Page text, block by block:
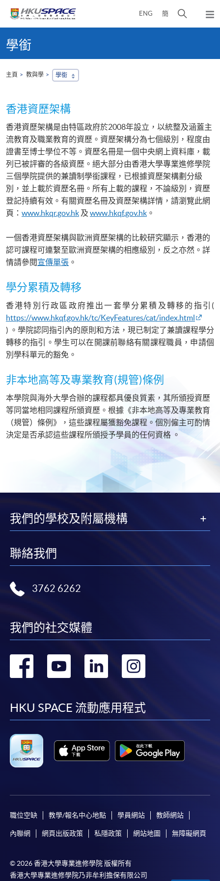
ENG 簡
開
彈
出
單
content
start學銜
主頁 教與學 學銜
香港資歷架構
香港資歷架構是由特區政府於2008年設立，以統整及涵蓋主
流教育及職業教育的資歷。資歷架構分為七個級別，程度由
證書至博士學位不等。資歷名冊是一個中央網上資料庫，載
列已被評審的各級資歷。絕大部分由香港大學專業進修學院
三個學院提供的兼讀制學銜課程，已根據資歷架構劃分級
別，並上載於資歷名冊。所有上載的課程，不論級別，資歷
登記持續有效。有關資歷名冊及資歷架構詳情，請瀏覽此網
頁： www.hkqr.gov.hk 及 www.hkqf.gov.hk 。
一個香港資歷架構與歐洲資歷架構的比較研究顯示，香港的
認可課程可連繫至歐洲資歷架構的相應級別，反之亦然。詳
情請參閱宣傳單張 。
學分累積及轉移
香港特別行政區政府推出一套學分累積及轉移的指引(
https://www.hkqf.gov.hk/tc/KeyFeatures/cat/index.html
) 。學院認同指引內的原則和方法，現已制定了兼讀課程學分
轉移的指引。學生可以在開課前聯絡有關課程職員，申請個
別學科單元的豁免。
非本地高等及專業教育(規管)條例
本學院與海外大學合辦的課程都具優良質素，其所頒授資歷
等同當地相同課程所頒資歷。根據《非本地高等及專業教育
（規管）條例》，這些課程屬獲豁免課程。個別僱主可酌情
決定是否承認這些課程所頒授予學員的任何資格 。
我們的學校及附屬機構
聯絡我們
3762 6262
我們的社交媒體
轉
facebook
轉
youtube
轉
linkedin
轉
HKU SPACE 流動應用程式
職位空缺 教學/報名中心地點 學員網站 教師網站
內聯網 網頁出版政策 私隱政策 網站地圖 無障礙網頁
© 2026 香港大學專業進修學院 版權所有
香港大學專業進修學院乃非牟利擔保有限公司